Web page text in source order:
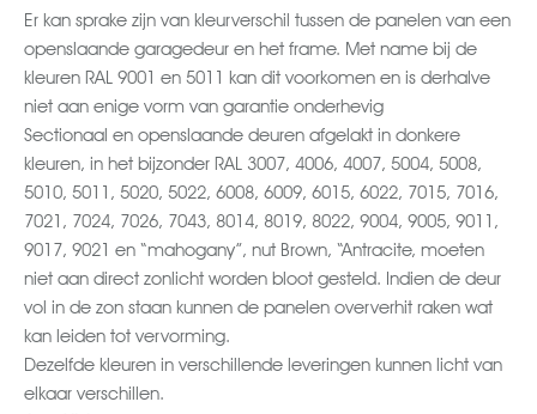
Er kan sprake zijn van kleurverschil tussen de panelen van een
openslaande garagedeur en het frame. Met name bij de
kleuren RAL 9001 en 5011 kan dit voorkomen en is derhalve
niet aan enige vorm van garantie onderhevig
Sectionaal en openslaande deuren afgelakt in donkere
kleuren, in het bijzonder RAL 3007, 4006, 4007, 5004, 5008,
5010, 5011, 5020, 5022, 6008, 6009, 6015, 6022, 7015, 7016,
7021, 7024, 7026, 7043, 8014, 8019, 8022, 9004, 9005, 9011,
9017, 9021 en “mahogany”, nut Brown, “Antracite, moeten
niet aan direct zonlicht worden bloot gesteld. Indien de deur
vol in de zon staan kunnen de panelen oververhit raken wat
kan leiden tot vervorming.
Dezelfde kleuren in verschillende leveringen kunnen licht van
elkaar verschillen.